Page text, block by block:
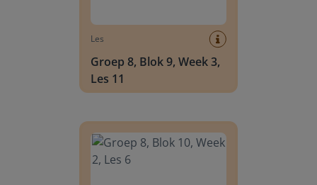
Les
Groep 8, Blok 9, Week 3,
Les 11